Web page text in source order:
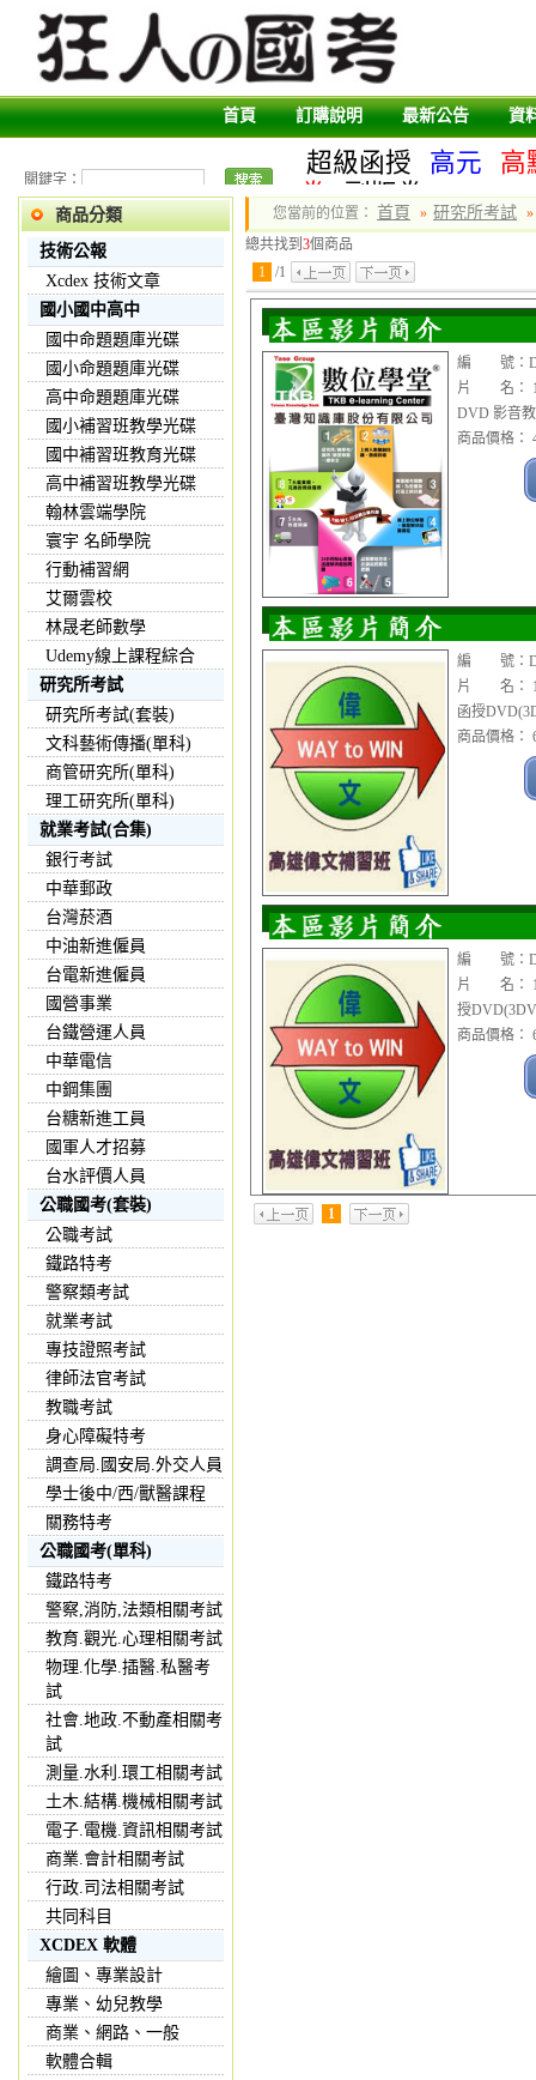
首頁 訂購說明 最新公告 資
關鍵字：
超級函授 高元
高
卷
副版卷
商品分類
技術公報
Xcdex 技術文章
國小國中高中
國中命題題庫光碟
國小命題題庫光碟
高中命題題庫光碟
國小補習班教學光碟
國中補習班教育光碟
高中補習班教學光碟
翰林雲端學院
寰宇 名師學院
行動補習網
艾爾雲校
林晟老師數學
Udemy線上課程綜合
研究所考試
研究所考試(套裝)
文科藝術傳播(單科)
商管研究所(單科)
理工研究所(單科)
就業考試(合集)
銀行考試
中華郵政
台灣菸酒
中油新進僱員
台電新進僱員
國營事業
台鐵營運人員
中華電信
中鋼集團
台糖新進工員
國軍人才招募
台水評價人員
公職國考(套裝)
公職考試
鐵路特考
警察類考試
就業考試
專技證照考試
律師法官考試
教職考試
身心障礙特考
調查局.國安局.外交人員
學士後中/西/獸醫課程
關務特考
公職國考(單科)
鐵路特考
警察,消防,法類相關考試
教育.觀光.心理相關考試
物理.化學.插醫.私醫考
試
社會.地政.不動產相關考
試
測量.水利.環工相關考試
土木.結構.機械相關考試
電子.電機.資訊相關考試
商業.會計相關考試
行政.司法相關考試
共同科目
XCDEX 軟體
繪圖、專業設計
專業、幼兒教學
商業、網路、一般
軟體合輯
您當前的位置： 首頁 » 研究所考試 »
總共找到 3個商品
1 /1
編 號：
片 名：
DVD 影音
商品價格：
編 號：
片 名：
函授
商品價格：
編 號：
片 名：
授
商品價格：
1